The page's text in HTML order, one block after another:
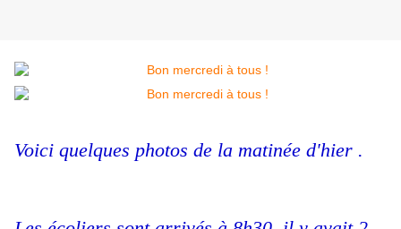
Voici quelques photos de la matinée d'hier .